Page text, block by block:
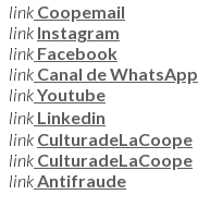
link Coopemail
link Instagram
link Facebook
link Canal de WhatsApp
linkYoutube
link Linkedin
link CulturadeLaCoope
link CulturadeLaCoope
linkAntifraude